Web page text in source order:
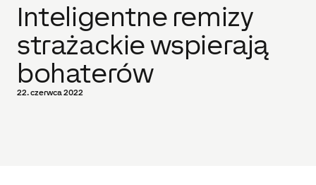
Inteligentne remizy
strażackie wspierają
bohaterów
22. czerwca 2022